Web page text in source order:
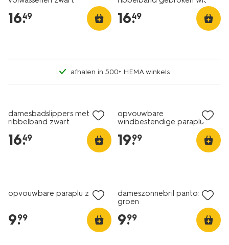
16.
49 16.
49
afhalen in 500+ HEMA winkels
damesbadslippers met
ribbelband zwart
16.
49
opvouwbare
windbestendige paraplu
Ø100x45 zwart
19.
99
opvouwbare paraplu zwart
9.
99
dameszonnebril pantos
groen
9.
99